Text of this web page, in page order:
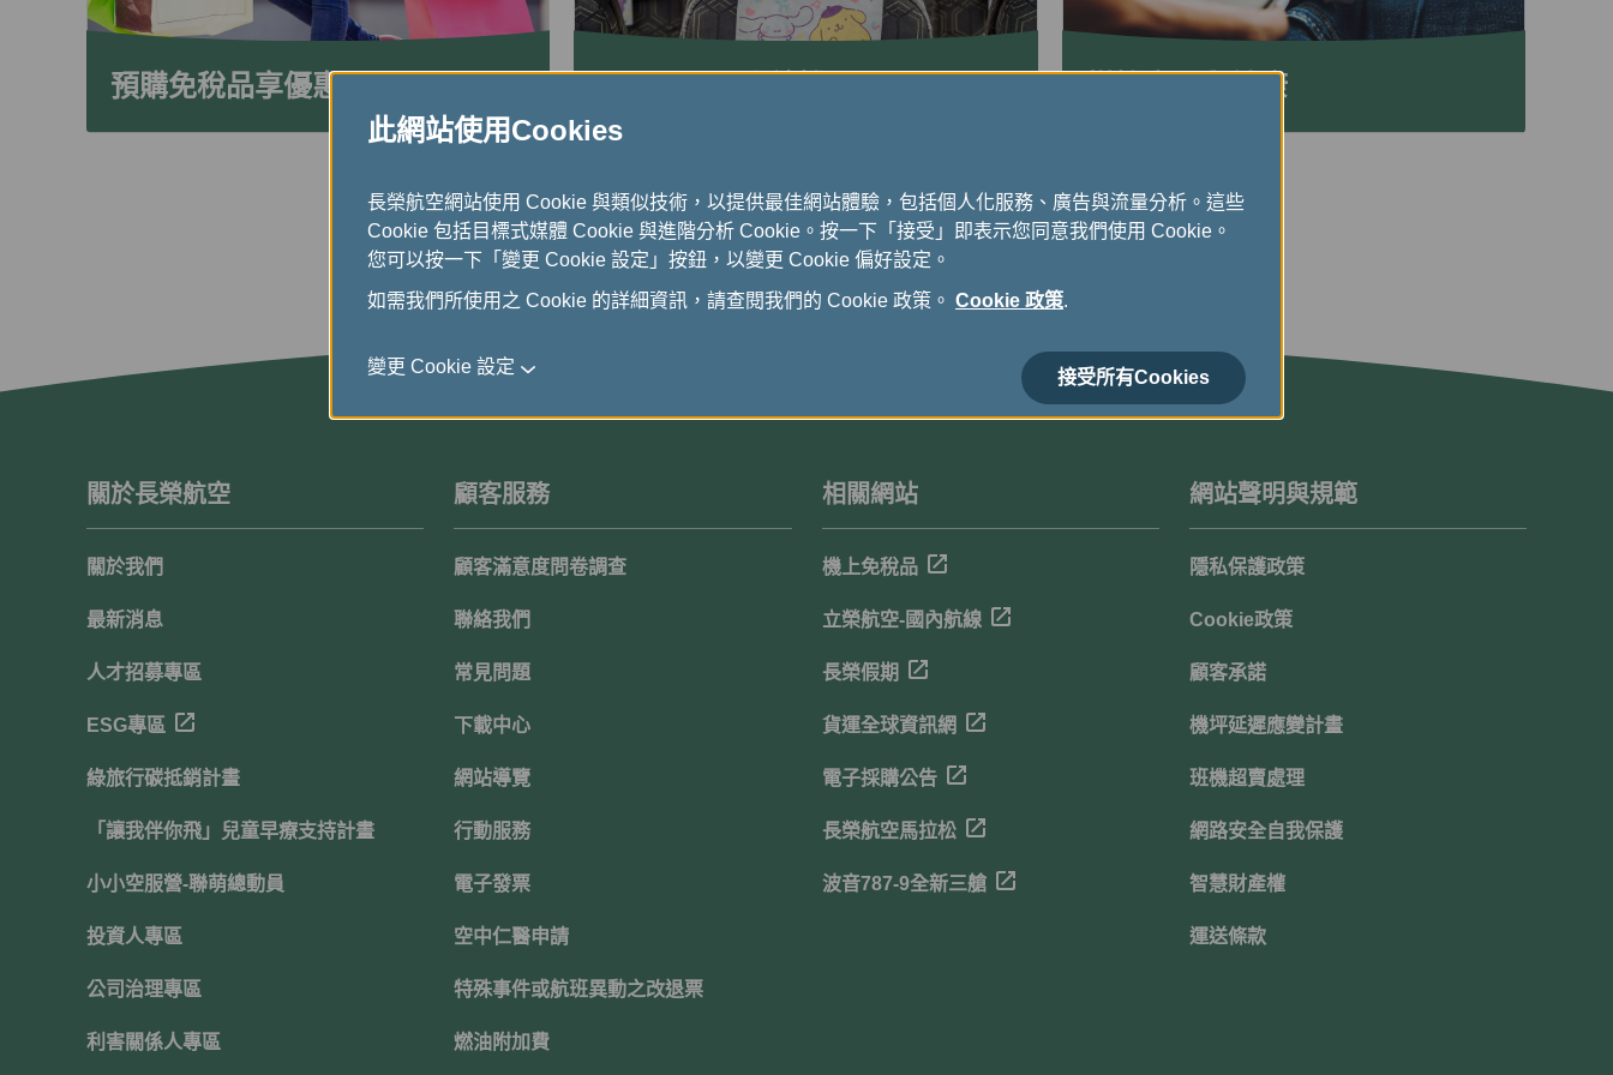
預購免稅品享優惠 搭機安全與健康
關於長榮航空
關於我們
最新消息
人才招募專區
ESG專區
綠旅行碳抵銷計畫
「讓我伴你飛」兒童早療支持計畫
小小空服營-聯萌總動員
投資人專區
公司治理專區
利害關係人專區
顧客服務
顧客滿意度問卷調查
聯絡我們
常見問題
下載中心
網站導覽
行動服務
電子發票
空中仁醫申請
特殊事件或航班異動之改退票
燃油附加費
相關網站
機上免稅品
立榮航空-國內航線
長榮假期
貨運全球資訊網
電子採購公告
長榮航空馬拉松
波音787-9全新三艙
網站聲明與規範
隱私保護政策
Cookie政策
顧客承諾
機坪延遲應變計畫
班機超賣處理
網路安全自我保護
智慧財產權
運送條款
此網站使用Cookies
長榮航空網站使用 Cookie 與類似技術，以提供最佳網站體驗，包括個人化服務、廣告與流量分析。這些
Cookie 包括目標式媒體 Cookie 與進階分析 Cookie。按一下「接受」即表示您同意我們使用 Cookie。
您可以按一下「變更 Cookie 設定」按鈕，以變更 Cookie 偏好設定。
如需我們所使用之 Cookie 的詳細資訊，請查閱我們的 Cookie 政策。 Cookie 政策.
變更 Cookie 設定
接受所有Cookies